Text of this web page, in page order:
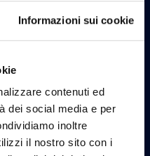
Informazioni sui cookie
contenuti ed
dei social media e per
inoltre
il nostro sito con i